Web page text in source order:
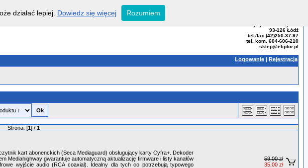
93-126 Łódź
tel./fax (42)250-37-97
tel. kom. 604-606-210
sklep@eliptor.pl
Logowanie | Rejestracja
Strona: [1] / 1
kart abonenckich (Seca Mediaguard) obsługujący karty Cyfra+. Dekoder
Mediahighway gwarantuje automatyczną aktualizację firmware i listy kanałów
wyjście audio (RCA coaxial). Idealny dla tych co potrzebują typowego
59,00 zł
35,00 zł
działać lepiej. Dowiedz się więcej Rozumiem